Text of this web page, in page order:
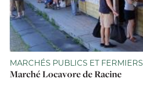
MARCHÉS PUBLICS ET FERMIERS
Marché Locavore de Racine